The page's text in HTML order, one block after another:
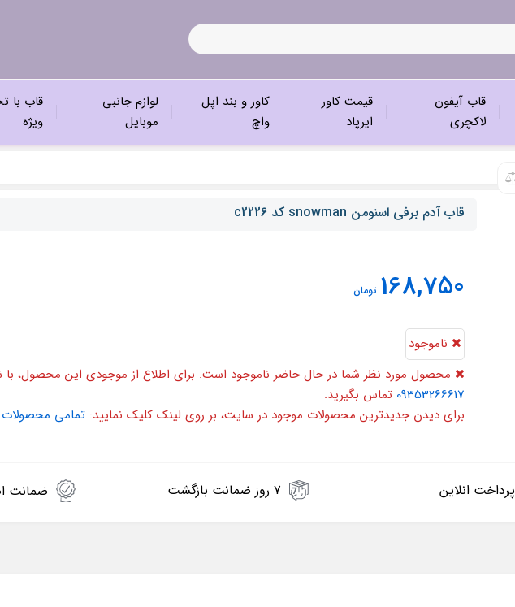
قاب آیفون
لاکچری
قیمت کاور
ایرپاد
کاور و بند اپل
واچ
لوازم جانبی
موبایل
قاب با
ویژه
قاب آدم برفی اسنومن snowman کد c2226
168,750 تومان
ناموجود
محصول مورد نظر شما در حال حاضر ناموجود است. برای اطلاع از موجودی این محصول، با
09353266617 تماس بگیرید.
برای دیدن جدیدترین محصولات موجود در سایت، بر روی لینک کلیک نمایید:تمامی
پرداخت انلاین ۷ روز ضمانت بازگشت ضمانت